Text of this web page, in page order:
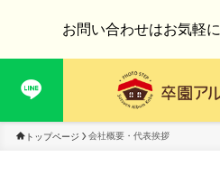
お問い合わせはお気軽に
トップページ 会社概要・代表挨拶